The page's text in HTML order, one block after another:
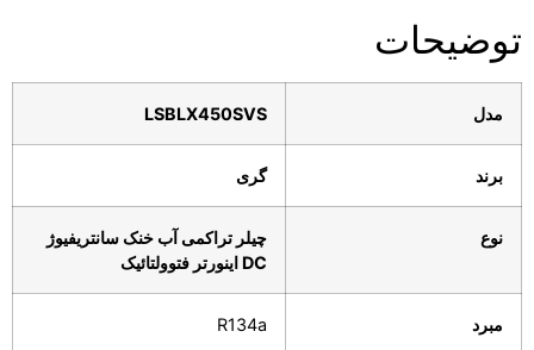
توضیحات
مدل LSBLX450SVS
برند گری
نوع چیلر تراکمی آب خنک سانتریفیوژ
DC اینورتر فتوولتائیک
مبرد R134a